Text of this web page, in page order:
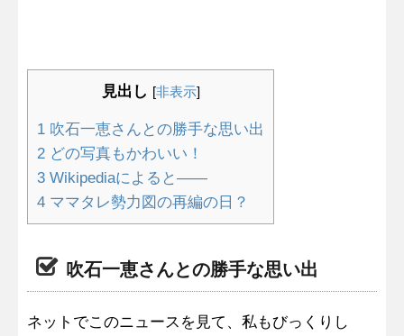
見出し [非表示]
1 吹石一恵さんとの勝手な思い出
2 どの写真もかわいい！
3 Wikipediaによると――
4 ママタレ勢力図の再編の日？
吹石一恵さんとの勝手な思い出
ネットでこのニュースを見て、私もびっくりし